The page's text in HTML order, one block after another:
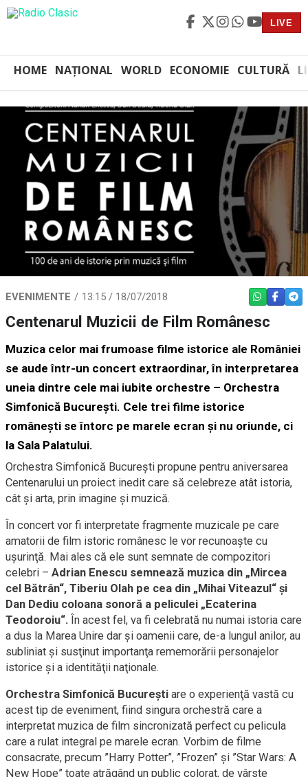
LIVE
HOME NAȚIONAL WORLD ECONOMIE CULTURĂ
EVENIMENTE 13:15 / 18/07/2018 WHATSAPP
Centenarul Muzicii de Film Românesc
Muzica celor mai frumoase filme istorice ale României
se aude într-un concert extraordinar, în interpretarea
uneia dintre cele mai iubite orchestre – Orchestra
Simfonică Bucureşti. Cele trei filme istorice
româneşti se întorc pe marele ecran şi nu oriunde, ci
la Sala Palatului.
Orchestra Simfonică Bucureşti propune pentru aniversarea
Centenarului un proiect inedit care să celebreze atât istoria,
cât şi arta, prin imagine şi muzică.
În concert vor fi interpretate fragmente muzicale pe care
amatorii de film istoric românesc le vor recunoaşte cu
uşurinţă. Mai ales că ele sunt semnate de compozitori
celebri – Adrian Enescu semnează muzica din „Mircea
cel Bătrân“, Tiberiu Olah pe cea din „Mihai Viteazul“ şi
Dan Dediu coloana sonoră a peliculei „Ecaterina
Teodoroiu“. În acest fel, va fi celebrată nu numai istoria care
a dus la Marea Unire dar şi oamenii care, de-a lungul anilor, au
subliniat şi susţinut importanţa rememorării personajelor
istorice şi a identităţii naţionale.
Orchestra Simfonică Bucureşti are o experienţă vastă cu
acest tip de eveniment, fiind singura orchestră care a
interpretat muzica de film sincronizată perfect cu pelicula
care a rulat integral pe marele ecran. Vorbim de filme
consacrate, precum ”Harry Potter”, ”Frozen” şi ”Star Wars: A
New Hope” toate atrăgând un public colorat, de vârste